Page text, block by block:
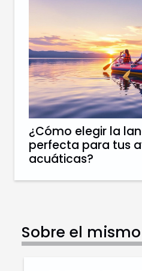
¿Cómo elegir la
perfecta para tus
acuáticas?
Sobre el